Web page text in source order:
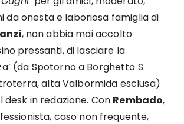
da onesta e laboriosa famiglia di
, non abbia mai accolto
pressanti, di lasciare la
(da Spotorno a Borghetto S.
alta Valbormida esclusa)
in redazione. Con Rembado,
caso non frequente,